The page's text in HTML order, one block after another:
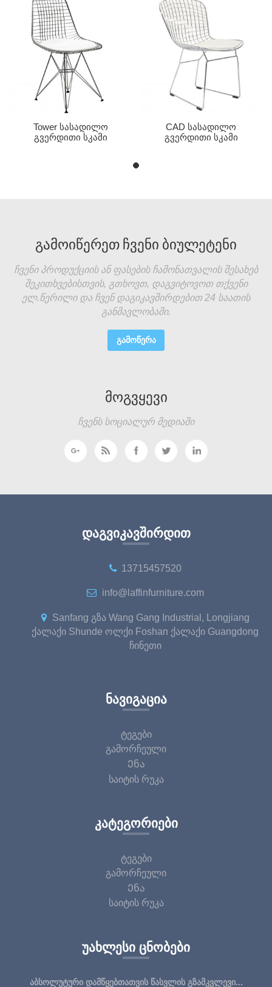
Tower Სასადილო
Გვერდითი Სკამი
CAD Სასადილო
Გვერდითი Სკამი
ᲒᲐᲛᲝᲘᲬᲔᲠᲔᲗ ᲩᲕᲔᲜᲘ ᲑᲘᲣᲚᲔᲢᲔᲜᲘ
ჩვენი პროდუქციის ან ფასების ჩამონათვალის შესახებ
შეკითხვებისთვის, გთხოვთ, დაგვიტოვოთ თქვენი
ელ.წერილი და ჩვენ დაგიკავშირდებით 24 საათის
განმავლობაში.
ᲒᲐᲛᲝᲬᲔᲠᲐ
ᲛᲝᲒᲕᲧᲔᲕᲘ
ჩვენს სოციალურ მედიაში
ᲓᲐᲒᲕᲘᲙᲐᲕᲨᲘᲠᲓᲘᲗ
13715457520
info@laffinfurniture.com
Sanfang გზა Wang Gang Industrial, Longjiang
ქალაქი Shunde ოლქი Foshan ქალაქი Guangdong
ჩინეთი
ᲜᲐᲕᲘᲒᲐᲪᲘᲐ
ტეგები
გამორჩეული
Ენა
საიტის რუკა
ᲙᲐᲢᲔᲒᲝᲠᲘᲔᲑᲘ
ტეგები
გამორჩეული
Ენა
საიტის რუკა
ᲣᲐᲮᲚᲔᲡᲘ ᲪᲜᲝᲑᲔᲑᲘ
აბსოლუტური დამწყებთათვის წასვლის გზამკვლევი...